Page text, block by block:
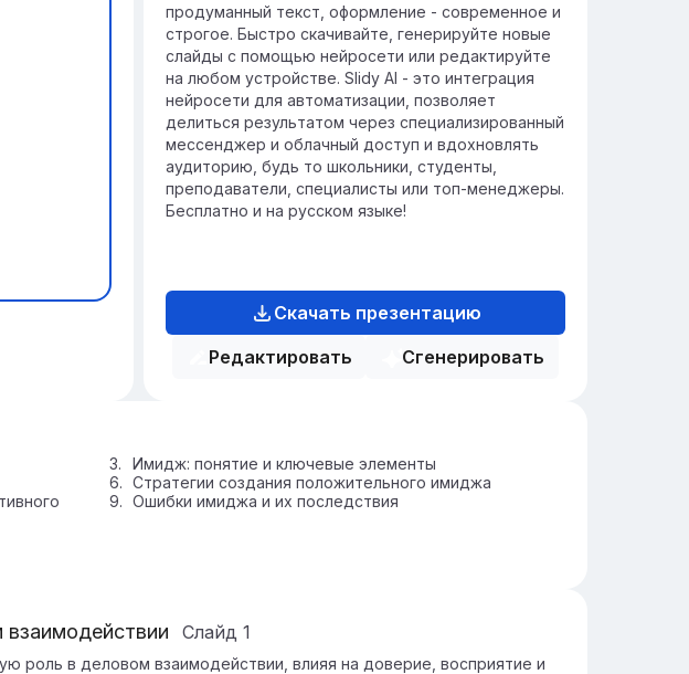
продуманный текст, оформление - современное и
строгое. Быстро скачивайте, генерируйте новые
слайды с помощью нейросети или редактируйте
на любом устройстве. Slidy AI - это интеграция
нейросети для автоматизации, позволяет
делиться результатом через специализированный
мессенджер и облачный доступ и вдохновлять
аудиторию, будь то школьники, студенты,
преподаватели, специалисты или топ-менеджеры.
Бесплатно и на русском языке!
Скачать презентацию
Редактировать
Сгенерировать
Имидж: понятие и ключевые элементы
Стратегии создания положительного имиджа
Ошибки имиджа и их последствия
Слайд 1
роль в деловом взаимодействии, влияя на доверие, восприятие и